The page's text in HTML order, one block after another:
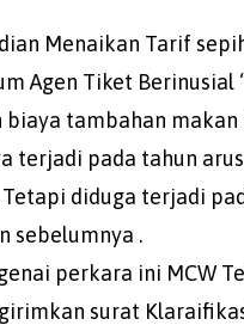
Menaikan Tarif
Agen Tiket Berinusial
biaya tambahan makan
terjadi pada tahun
Tetapi diduga terjadi
sebelumnya .
perkara ini MCW
surat